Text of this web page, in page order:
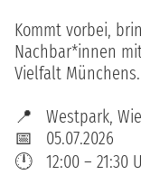
Kommt vorbei,
Nachbar*innen
Vielfalt
📍
Westpark,
📅
05.07.2026
🕛
12:00 – 21:30